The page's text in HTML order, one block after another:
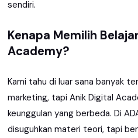
sendiri.
Kenapa Memilih
Academy?
Kami tahu di luar sana banyak
marketing, tapi Anik Digital
keunggulan yang berbeda. Di
disuguhkan materi teori, tapi